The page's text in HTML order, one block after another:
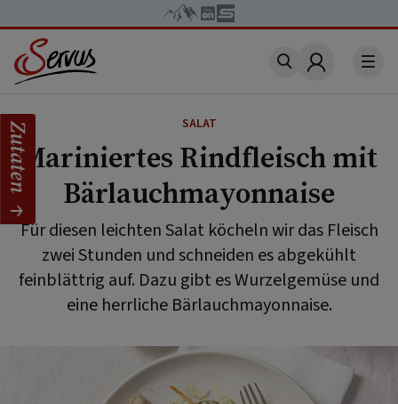
Account
SALAT
Mariniertes Rindfleisch mit
Bärlauchmayonnaise
Für diesen leichten Salat köcheln wir das Fleisch
zwei Stunden und schneiden es abgekühlt
feinblättrig auf. Dazu gibt es Wurzelgemüse und
eine herrliche Bärlauchmayonnaise.
Zutaten